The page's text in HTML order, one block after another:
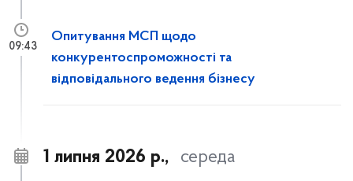
Опитування МСП щодо
конкурентоспроможності та
відповідального ведення бізнесу
09:43
1 липня 2026 р., середа